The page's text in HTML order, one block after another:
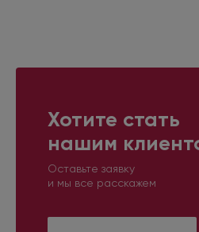
Хотите стать
нашим
Оставьте заявку
и мы все расскажем